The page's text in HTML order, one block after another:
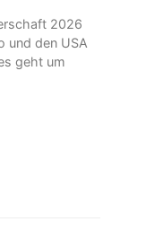
2026
und den USA
geht um